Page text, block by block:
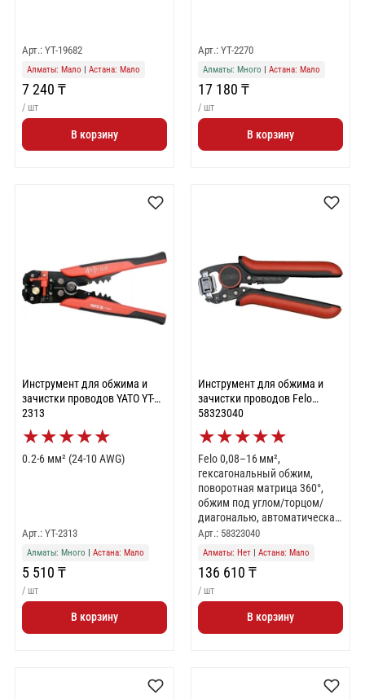
Арт.: YT-19682
Алматы: Мало Астана: Мало
7 240 ₸
/ шт
В корзину
Арт.: YT-2270
Алматы: Много Астана: Мало
17 180 ₸
/ шт
В корзину
Инструмент для обжима и
зачистки проводов YATO YT-
2313
★★★★★
0.2-6 мм² (24-10 AWG)
Арт.: YT-2313
Алматы: Много | Астана: Мало
5 510 ₸
/ шт
В корзину
Инструмент для обжима и
зачистки проводов Felo
58323040
★★★★★
Felo 0,08–16 мм²,
гексагональный обжим,
поворотная матрица 360°,
обжим под углом/торцом/
диагональю, автоматическая
настройка, длина 240 мм, вес
250 г, квадратный профиль, 2-
механизм, для НШвИ, Cu и Al
наконечников.
Арт.: 58323040
Алматы: Нет| Астана: Мало
136 610 ₸
/ шт
В корзину